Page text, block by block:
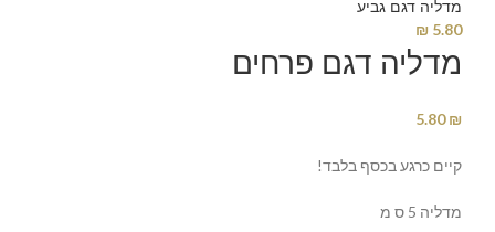
מדליה דגם גביע
5.80
₪
מדליה דגם פרחים
5.80₪
קיים כרגע בכסף בלבד!
מדליה 5 ס מ